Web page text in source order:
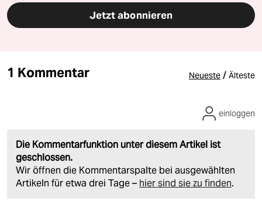
Jetzt abonnieren
1 Kommentar Neueste / Älteste
Die Kommentarfunktion unter diesem Artikel ist
geschlossen.
Wir öffnen die Kommentarspalte bei ausgewählten
Artikeln für etwa drei Tage – hier sind sie zu finden.
einloggen